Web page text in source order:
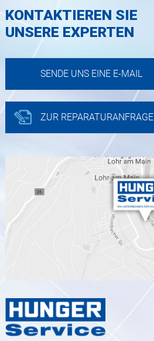
KONTAKTIEREN SIE
UNSERE EXPERTEN
SENDE UNS EINE E-MAIL
ZUR REPARATURANFRAGE